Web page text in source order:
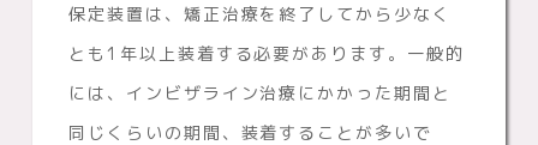
保定装置は、矯正治療を終了してから少なく
とも1年以上装着する必要があります。一般的
には、インビザライン治療にかかった期間と
同じくらいの期間、装着することが多いで